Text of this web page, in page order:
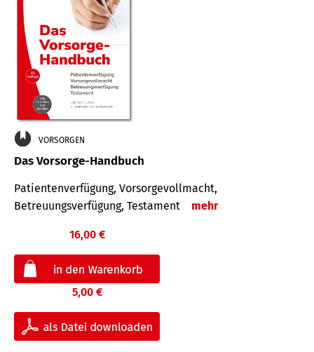
VORSORGEN
Das Vorsorge-Handbuch
Patientenverfügung, Vorsorgevollmacht,
Betreuungsverfügung, Testament
mehr
16,00 €
5,00 €